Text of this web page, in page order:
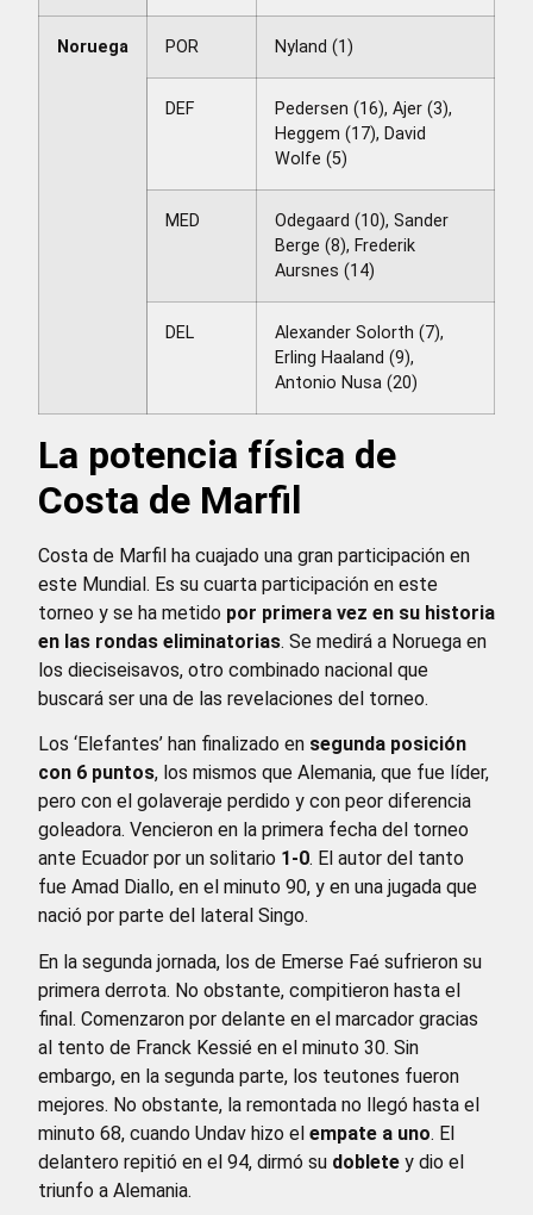
Noruega POR Nyland (1)
DEF
Pedersen (16), Ajer (3),
Heggem (17), David
Wolfe (5)
MED
Odegaard (10), Sander
Berge (8), Frederik
Aursnes (14)
DEL
Alexander Solorth (7),
Erling Haaland (9),
Antonio Nusa (20)
La potencia física de
Costa de Marfil
Costa de Marfil ha cuajado una gran participación en
este Mundial. Es su cuarta participación en este
torneo y se ha metido por primera vez en su historia
en las rondas eliminatorias. Se medirá a Noruega en
los dieciseisavos, otro combinado nacional que
buscará ser una de las revelaciones del torneo.
Los ‘Elefantes’ han finalizado en segunda posición
con 6 puntos, los mismos que Alemania, que fue líder,
pero con el golaveraje perdido y con peor diferencia
goleadora. Vencieron en la primera fecha del torneo
ante Ecuador por un solitario 1-0. El autor del tanto
fue Amad Diallo, en el minuto 90, y en una jugada que
nació por parte del lateral Singo.
En la segunda jornada, los de Emerse Faé sufrieron su
primera derrota. No obstante, compitieron hasta el
final. Comenzaron por delante en el marcador gracias
al tento de Franck Kessié en el minuto 30. Sin
embargo, en la segunda parte, los teutones fueron
mejores. No obstante, la remontada no llegó hasta el
minuto 68, cuando Undav hizo el empate a uno. El
delantero repitió en el 94, dirmó su doblete y dio el
triunfo a Alemania.